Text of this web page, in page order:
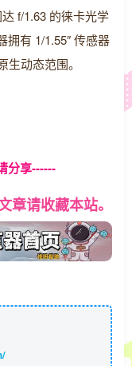
f/1.63 的徕卡光学
拥有 1/1.55″ 传感器
动态范围。
分享------
章请收藏本站。